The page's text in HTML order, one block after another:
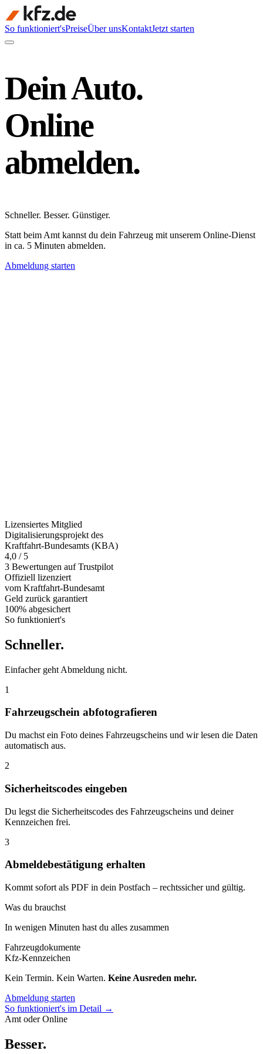
So funktioniert'sPreiseÜber unsKontaktJetzt starten
Dein Auto.
Online
abmelden.
Schneller. Besser. Günstiger.
Statt beim Amt kannst du dein Fahrzeug mit unserem Online-Dienst
in ca. 5 Minuten abmelden.
Abmeldung starten
Lizensiertes Mitglied
Digitalisierungsprojekt des
Kraftfahrt-Bundesamts (KBA)
4,0 / 5
3 Bewertungen auf Trustpilot
Offiziell lizenziert
vom Kraftfahrt-Bundesamt
Geld zurück garantiert
100% abgesichert
So funktioniert's
Schneller.
Einfacher geht Abmeldung nicht.
1
Fahrzeugschein abfotografieren
Du machst ein Foto deines Fahrzeugscheins und wir lesen die Daten
automatisch aus.
2
Sicherheitscodes eingeben
Du legst die Sicherheitscodes des Fahrzeugscheins und deiner
Kennzeichen frei.
3
Abmeldebestätigung erhalten
Kommt sofort als PDF in dein Postfach – rechtssicher und gültig.
Was du brauchst
In wenigen Minuten hast du alles zusammen
Fahrzeugdokumente
Kfz-Kennzeichen
Kein Termin. Kein Warten. Keine Ausreden mehr.
Abmeldung starten
So funktioniert's im Detail →
Amt oder Online
Besser.